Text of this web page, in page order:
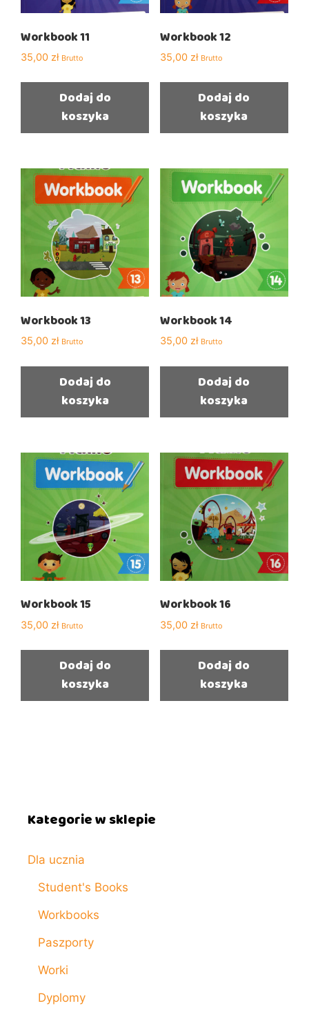
Workbook 11
35,00 zł Brutto
Dodaj do
koszyka
Workbook 12
35,00 zł Brutto
Dodaj do
koszyka
Workbook 13
35,00 zł Brutto
Dodaj do
koszyka
Workbook 14
35,00 zł Brutto
Dodaj do
koszyka
Workbook 15
35,00 zł Brutto
Dodaj do
koszyka
Workbook 16
35,00 zł Brutto
Dodaj do
koszyka
Kategorie w sklepie
Dla ucznia
Student's Books
Workbooks
Paszporty
Worki
Dyplomy